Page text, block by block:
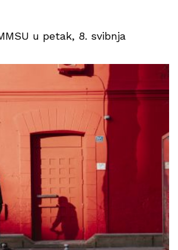
u petak, 8. svibnja